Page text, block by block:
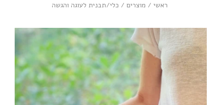
ראשי / מוצרים / כלי/תבנית לעוגה והגשה